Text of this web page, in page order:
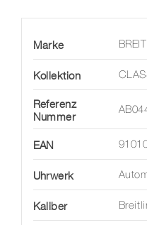
Marke
Kollektion
Referenz
Nummer
EAN
Uhrwerk
Kaliber